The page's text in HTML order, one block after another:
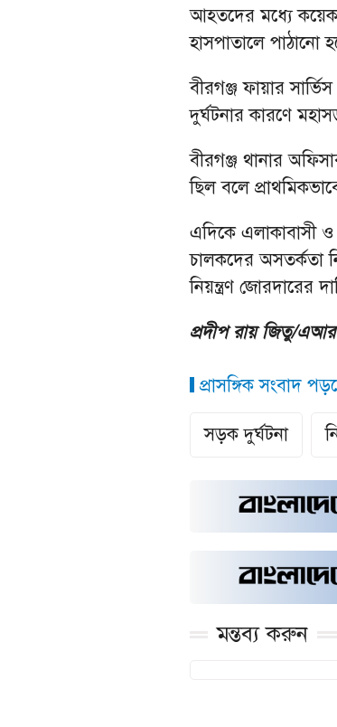
আহতদের মধ্যে
হাসপাতালে পাঠানো
বীরগঞ্জ ফায়ার
দুর্ঘটনার কারণে
বীরগঞ্জ থানার
ছিল বলে
এদিকে এলাকাবাসী
চালকদের অসতর্কতা
নিয়ন্ত্রণ জোরদারের
প্রদীপ রায় জিতু/
প্রাসঙ্গিক সংবাদ
সড়ক দুর্ঘটনা
মন্তব্য করুন